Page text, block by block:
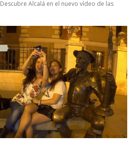
Descubre Alcalá en el nuevo vídeo de las